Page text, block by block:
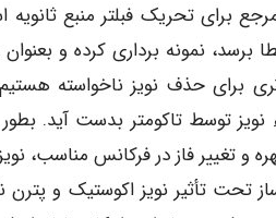
برای تحریک فبلتر منبع ثانویه
برسد، نمونه برداری کرده و
برای حذف نویز ناخواسته
توسط تاکومتر بدست آید. بطور
و تغییر فاز در فرکانس مناسب،
تحت تأثیر نویز اکوستیک و پترن